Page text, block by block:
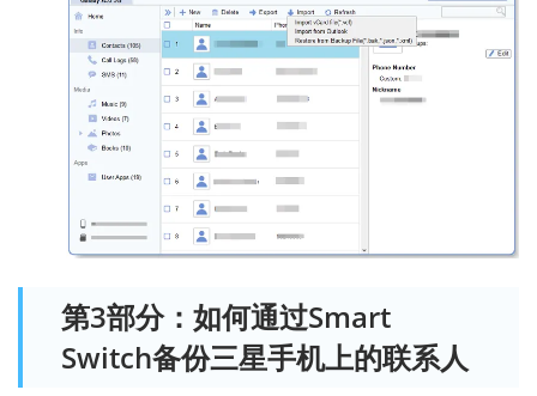
第3部分：如何通过Smart
Switch备份三星手机上的联系人